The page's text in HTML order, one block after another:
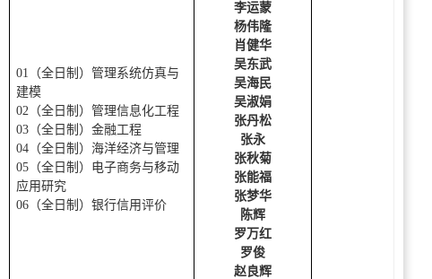
01 （全日制） 管理系统仿真与
建模
02（全日制） 管理信息化工程
03（全日制） 金融工程
04（全日制）海洋经济与管理
05（全日制）电子商务与移动
应用研究
06（全日制） 银行信用评价
李运蒙
杨伟隆
肖健华
吴东武
吴海民
吴淑娟
张丹松
张永
张秋菊
张能福
张梦华
陈辉
罗万红
罗俊
赵良辉